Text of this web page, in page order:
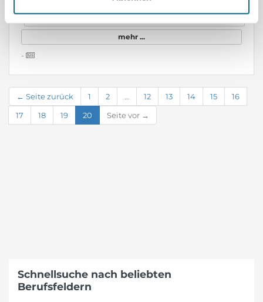
mehr ...
-
← Seite zurück 1 2 … 12 13 14 15
16
17
18 19 20 Seite vor →
Schnellsuche nach beliebten
Berufsfeldern